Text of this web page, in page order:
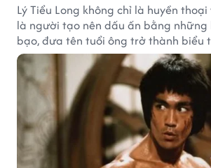
Lý Tiểu Long không chỉ là huyền
là người tạo nên dấu ấn bằng
bạo, đưa tên tuổi ông trở thành biểu